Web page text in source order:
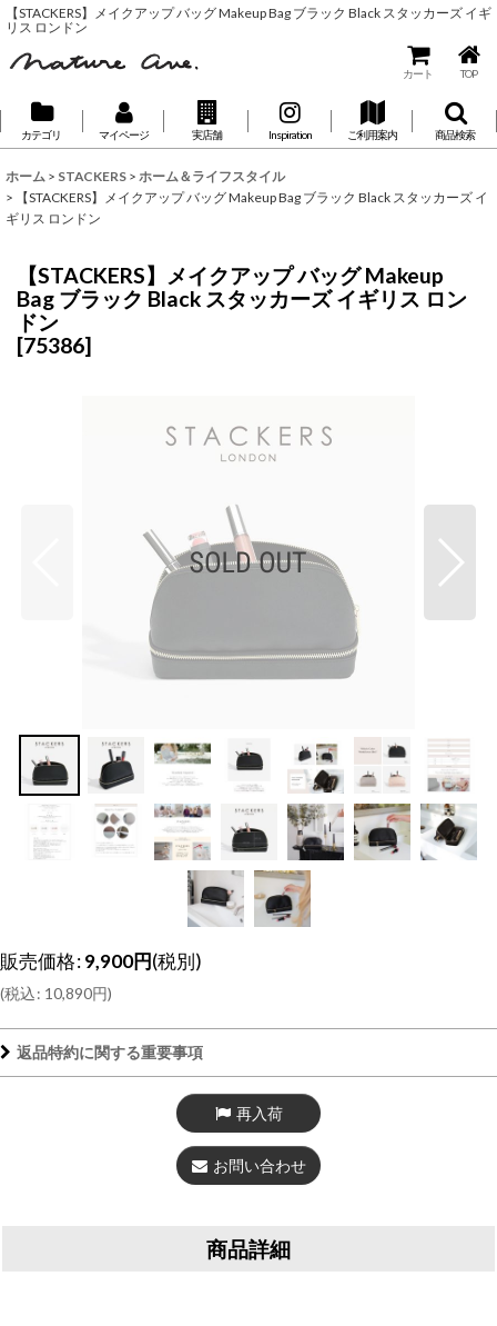
【STACKERS】メイクアップ バッグ Makeup Bag ブラック Black スタッカーズ イギ
リス ロンドン
カート TOP
カテゴリ マイページ 実店舗 Inspiration ご利用案内 商品検索
ホーム > STACKERS > ホーム＆ライフスタイル
>
【STACKERS】メイクアップ バッグ Makeup Bag ブラック Black スタッカーズ イ
ギリス ロンドン
【STACKERS】メイクアップ バッグ Makeup
Bag ブラック Black スタッカーズ イギリス ロン
ドン
[75386]
販売価格:9,900円(税別)
(税込: 10,890円)
返品特約に関する重要事項
再入荷
お問い合わせ
商品詳細